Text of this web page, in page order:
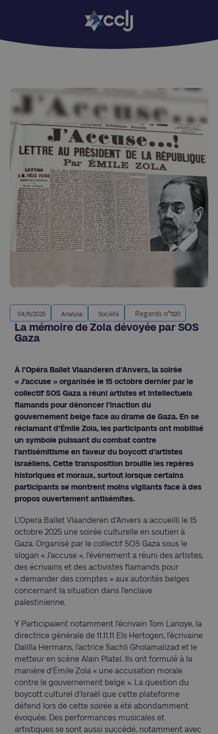
04/11/2025 Analyse Société Regards n°1120
La mémoire de Zola dévoyée par SOS
Gaza
À l’Opéra Ballet Vlaanderen d’Anvers, la soirée
« J’accuse » organisée le 15 octobre dernier par le
collectif SOS Gaza a réuni artistes et intellectuels
flamands pour dénoncer l’inaction du
gouvernement belge face au drame de Gaza. En se
réclamant d’Émile Zola, les participants ont mobilisé
un symbole puissant du combat contre
l’antisémitisme en faveur du boycott d’artistes
israéliens. Cette transposition brouille les repères
historiques et moraux, surtout lorsque certains
participants se montrent moins vigilants face à des
propos ouvertement antisémites.
L’Opera Ballet Vlaanderen d’Anvers a accueilli le 15
octobre 2025 une soirée culturelle en soutien à
Gaza. Organisé par le collectif SOS Gaza sous le
slogan « J’accuse », l’événement a réuni des artistes,
des écrivains et des activistes flamands pour
« demander des comptes » aux autorités belges
concernant la situation dans l’enclave
palestinienne.
Y Participaient notamment l’écrivain Tom Lanoye, la
directrice générale de 11.11.11 Els Hertogen, l’écrivaine
Dalilla Hermans, l’actrice Sachli Gholamalizad et le
metteur en scène Alain Platel. Ils ont formulé à la
manière d’Émile Zola « une accusation morale
contre le gouvernement belge ». La question du
boycott culturel d’Israël que cette plateforme
défend lors de cette soirée a été abondamment
évoquée. Des performances musicales et
artistiques se sont aussi succédé, notamment avec